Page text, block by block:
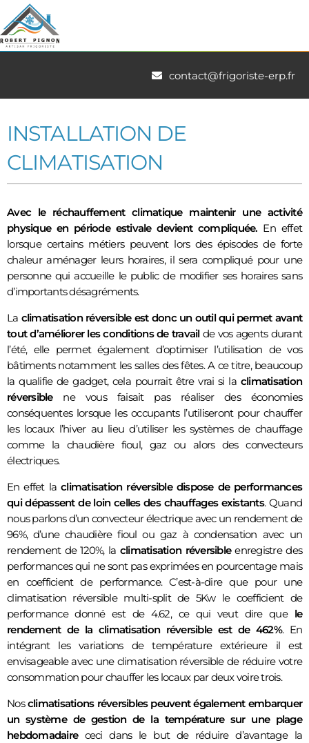
contact@frigoriste-erp.fr
INSTALLATION DE
CLIMATISATION
Avec le réchauffement climatique maintenir une activité
physique en période estivale devient compliquée. En effet
lorsque certains métiers peuvent lors des épisodes de forte
chaleur aménager leurs horaires, il sera compliqué pour une
personne qui accueille le public de modifier ses horaires sans
d’importants désagréments.
La climatisation réversible est donc un outil qui permet avant
tout d’améliorer les conditions de travailde vos agents durant
l’été, elle permet également d’optimiser l’utilisation de vos
bâtiments notamment les salles des fêtes. A ce titre, beaucoup
la qualifie de gadget, cela pourrait être vrai si la climatisation
réversiblene vous faisait pas réaliser des économies
conséquentes lorsque les occupants l’utiliseront pour chauffer
les locaux l’hiver au lieu d’utiliser les systèmes de chauffage
comme la chaudière fioul, gaz ou alors des convecteurs
électriques.
En effet laclimatisation réversible dispose de performances
qui dépassent de loin celles des chauffages existants. Quand
nous parlons d’un convecteur électrique avec un rendement de
96%, d’une chaudière fioul ou gaz à condensation avec un
rendement de 120%, la climatisation réversibleenregistre des
performances qui ne sont pas exprimées en pourcentage mais
en coefficient de performance. C’est-à-dire que pour une
climatisation réversible multi-split de 5Kw le coefficient de
performance donné est de 4.62, ce qui veut dire que le
rendement de la climatisation réversible est de 462%. En
intégrant les variations de température extérieure il est
envisageable avec une climatisation réversible de réduire votre
consommation pour chauffer les locaux par deux voire trois.
Nosclimatisations réversibles peuvent également embarquer
un système de gestion de la température sur une plage
hebdomadairececi dans le but de réduire d’avantage la